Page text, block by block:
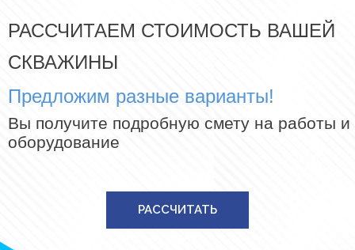
РАССЧИТАЕМ СТОИМОСТЬ ВАШЕЙ
СКВАЖИНЫ
Предложим разные варианты!
Вы получите подробную смету на работы и
оборудование
РАССЧИТАТЬ